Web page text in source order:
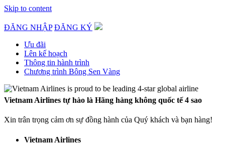
Skip to content
ĐĂNG NHẬP ĐĂNG KÝ
Ưu đãi
Lên kế hoạch
Thông tin hành trình
Chương trình Bông Sen Vàng
Vietnam Airlines tự hào là Hãng hàng không quốc tế 4 sao
Xin trân trọng cảm ơn sự đồng hành của Quý khách và bạn hàng!
Vietnam Airlines